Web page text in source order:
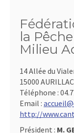
la
Milieu
14 Allée du
15000 AURILLAC
Téléphone :
Email :
http://
Président : M.